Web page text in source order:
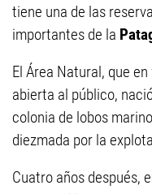
tiene una de las
importantes de la
El Área Natural, que
abierta al público,
colonia de lobos
diezmada por la
Cuatro años después,